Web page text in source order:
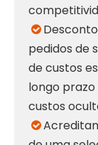

pedidos de
de custos
longo
custos
